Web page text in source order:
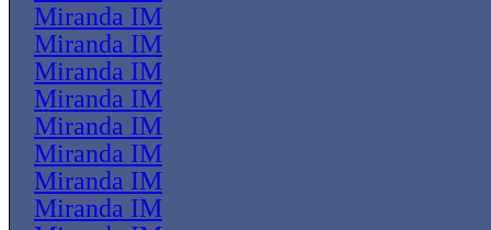
Miranda IM
Miranda IM
Miranda IM
Miranda IM
Miranda IM
Miranda IM
Miranda IM
Miranda IM